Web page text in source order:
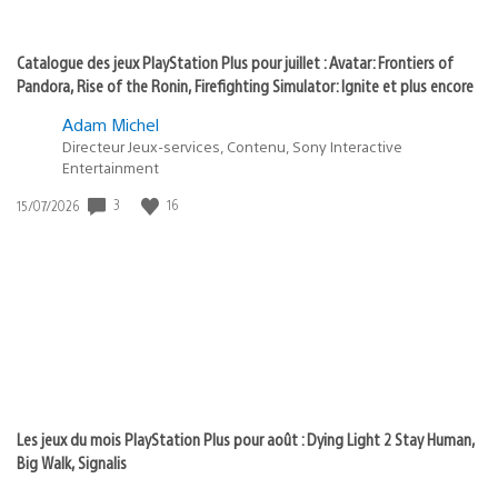
Catalogue des jeux PlayStation Plus pour juillet : Avatar: Frontiers of
Pandora, Rise of the Ronin, Firefighting Simulator: Ignite et plus encore
Adam Michel
Directeur Jeux-services, Contenu, Sony Interactive
Entertainment
Date
15/07/2026 3 16
Les jeux du mois PlayStation Plus pour août : Dying Light 2 Stay Human,
Big Walk, Signalis